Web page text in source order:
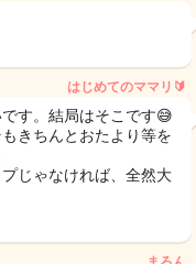
はじめてのママリ🔰
す。結局はそこです😅
きちんとおたより等を
じゃなければ、全然大